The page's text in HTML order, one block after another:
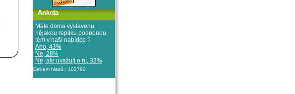
Anketa
Máte doma vystavenu
nějakou repliku podobnou
těm v naší nabídce ?
Ano, 43%
Ne, 28%
Ne, ale uvažuji o ní, 33%
Celkem hlasů : 102790